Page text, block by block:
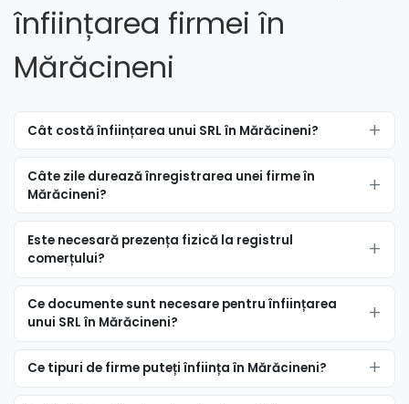
înființarea firmei în
Mărăcineni
Cât costă înființarea unui SRL în Mărăcineni?
Câte zile durează înregistrarea unei firme în
Mărăcineni?
Este necesară prezența fizică la registrul
comerțului?
Ce documente sunt necesare pentru înființarea
unui SRL în Mărăcineni?
Ce tipuri de firme puteți înființa în Mărăcineni?